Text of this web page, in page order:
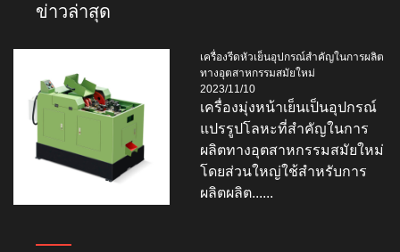
ข่าวล่าสุด
เครื่องรีดหัวเย็นอุปกรณ์สำคัญในการผลิต
ทางอุตสาหกรรมสมัยใหม่
2023/11/10
เครื่องมุ่งหน้าเย็นเป็นอุปกรณ์
แปรรูปโลหะที่สำคัญในการ
ผลิตทางอุตสาหกรรมสมัยใหม่
โดยส่วนใหญ่ใช้สำหรับการ
ผลิตผลิต......